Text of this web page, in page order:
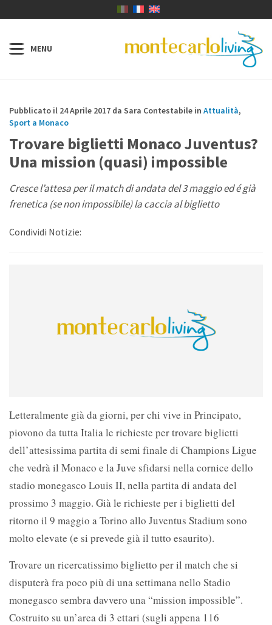
Pubblicato il 24 Aprile 2017 da Sara Contestabile in Attualità,
Sport a Monaco
Trovare biglietti Monaco Juventus?
Una mission (quasi) impossible
Cresce l’attesa per il match di andata del 3 maggio ed é già
frenetica (se non impossibile) la caccia al biglietto
Condividi Notizie:
Letteralmente già da giorni, per chi vive in Principato,
piovono da tutta Italia le richieste per trovare biglietti
dell’attesissima partita di semi finale di Champions Ligue
che vedrà il Monaco e la Juve sfidarsi nella cornice dello
stadio monegasco Louis II, nella partita di andata del
prossimo 3 maggio. Già le richieste per i biglietti del
ritorno il 9 maggio a Torino allo Juventus Stadium sono
molto elevate (e si prevede già il tutto esaurito).
Trovare un ricercatissimo biglietto per il match che si
disputerà fra poco più di una settimana nello Stadio
monegasco sembra davvero una “mission impossible”.
Costruito su un’area di 3 ettari (sugli appena 116